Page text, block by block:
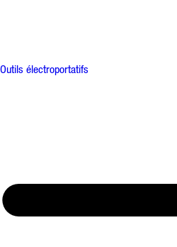
Outils électroportatifs